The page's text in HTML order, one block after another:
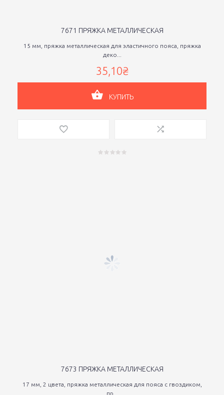
7671 ПРЯЖКА МЕТАЛЛИЧЕСКАЯ
15 мм, пряжка металлическая для эластичного пояса, пряжка
деко...
35,10₴
КУПИТЬ
7673 ПРЯЖКА МЕТАЛЛИЧЕСКАЯ
17 мм, 2 цвета, пряжка металлическая для пояса с гвоздиком,
пр...